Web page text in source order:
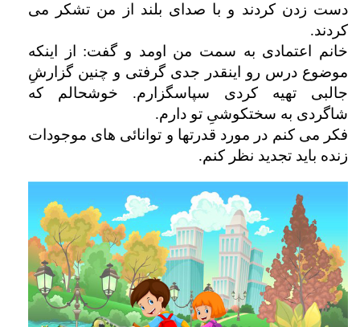
دست زدن کردند و با صدای بلند از من تشکر می
کردند.
خانم اعتمادی به سمت من اومد و گفت: از اینکه
موضوع درس رو اینقدر جدی گرفتی و چنین گزارشِ
جالبی تهیه کردی سپاسگزارم. خوشحالم که
شاگردی به سختکوشیِ تو دارم.
فکر می کنم در مورد قدرتها و توانائی های موجودات
زنده باید تجدید نظر کنم.